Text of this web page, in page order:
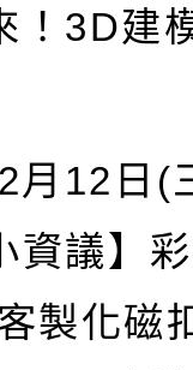
3D建
月 12 日 (
資議】
製化磁